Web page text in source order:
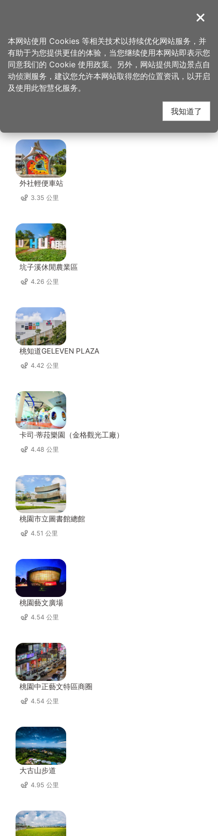
導覽
首页 > 想去的地方 > 住宿 > 富立登国际大饭店
富立登国际大饭店 周边
景点
外社輕便車站
3.35 公里
坑子溪休閒農業區
4.26 公里
桃知道GELEVEN PLAZA
4.42 公里
卡司‧蒂菈樂園（金格觀光工廠）
4.48 公里
桃園市立圖書館總館
4.51 公里
桃園藝文廣場
4.54 公里
桃園中正藝文特區商圈
4.54 公里
大古山步道
4.95 公里
关闭
本网站使用 Cookies 等相关技术以持续优化网站服务，并
有助于为您提供更佳的体验，当您继续使用本网站即表示您
同意我们的 Cookie 使用政策。另外，网站提供周边景点自
动侦测服务，建议您允许本网站取得您的位置资讯，以开启
及使用此智慧化服务。
我知道了